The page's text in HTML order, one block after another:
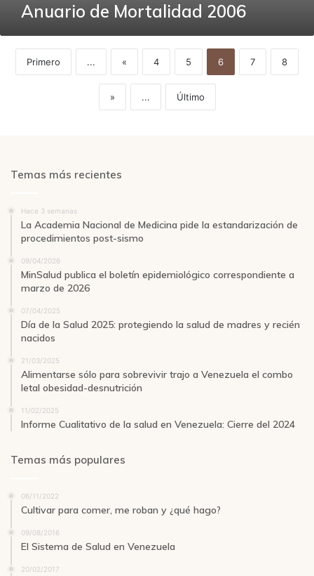
Anuario de Mortalidad 2006
Primero ... « 4 5 6 7 8
» ... Último
Temas más recientes
Hace 3 semanas
La Academia Nacional de Medicina pide la estandarización de
procedimientos post-sismo
09/04/2026
MinSalud publica el boletín epidemiológico correspondiente a
marzo de 2026
07/04/2025
Día de la Salud 2025: protegiendo la salud de madres y recién
nacidos
21/03/2025
Alimentarse sólo para sobrevivir trajo a Venezuela el combo
letal obesidad-desnutrición
11/02/2025
Informe Cualitativo de la salud en Venezuela: Cierre del 2024
Temas más populares
06/11/2022
Cultivar para comer, me roban y ¿qué hago?
09/08/2016
El Sistema de Salud en Venezuela
20/02/2017